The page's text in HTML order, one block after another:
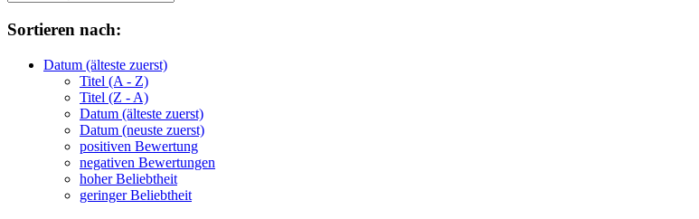
Sortieren nach:
Datum (älteste zuerst)
Titel (A - Z)
Titel (Z - A)
Datum (älteste zuerst)
Datum (neuste zuerst)
positiven Bewertung
negativen Bewertungen
hoher Beliebtheit
geringer Beliebtheit